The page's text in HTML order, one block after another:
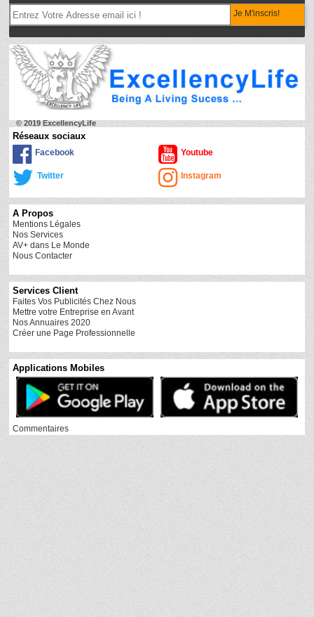
Je M'inscris!
© 2019 ExcellencyLife
Réseaux sociaux
Facebook Youtube
Twitter Instagram
A Propos
Mentions Légales
Nos Services
AV+ dans Le Monde
Nous Contacter
Services Client
Faites Vos Publicités Chez Nous
Mettre votre Entreprise en Avant
Nos Annuaires 2020
Créer une Page Professionnelle
Applications Mobiles
Commentaires